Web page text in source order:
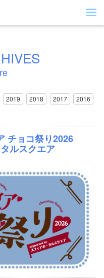
2019 2018 2017
2016
チョコ祭り2026
ルスクエア